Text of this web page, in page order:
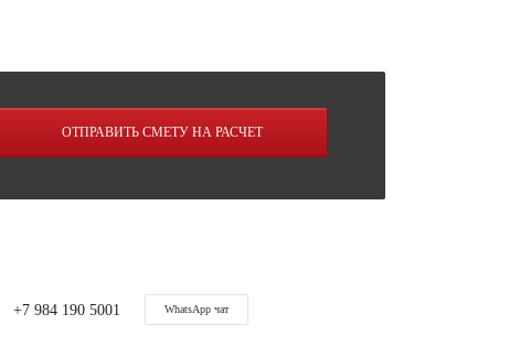
ОТПРАВИТЬ СМЕТУ НА РАСЧЕТ
+7 984 190 5001 WhatsApp чат